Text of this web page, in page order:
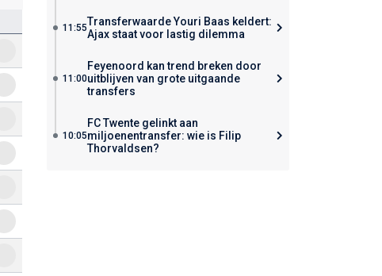
11:55Transferwaarde Youri Baas keldert:
Ajax staat voor lastig dilemma
11:00
Feyenoord kan trend breken door
uitblijven van grote uitgaande
transfers
10:05
FC Twente gelinkt aan
miljoenentransfer: wie is Filip
Thorvaldsen?